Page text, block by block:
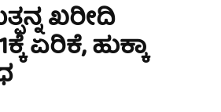
ಖರೀದಿ
ಏರಿಕೆ, ಹುಕ್ಕಾ